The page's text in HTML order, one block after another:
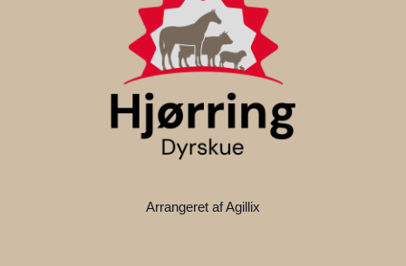
Arrangeret af Agillix